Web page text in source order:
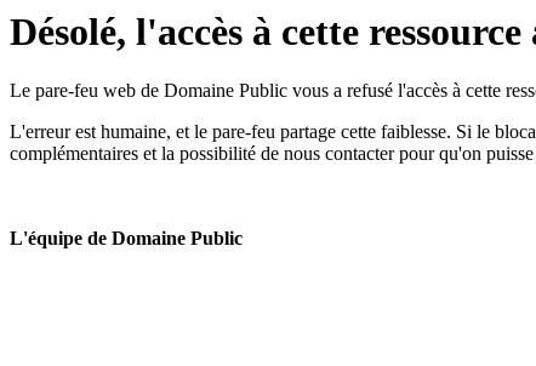
Désolé, l'accès à cette
Le pare-feu web de Domaine Public vous a refusé l'accès à cette
L'erreur est humaine, et le pare-feu partage cette faiblesse. Si le
complémentaires et la possibilité de nous contacter pour qu'on
L'équipe de Domaine Public